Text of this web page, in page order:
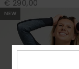
€ 290,00
NEW